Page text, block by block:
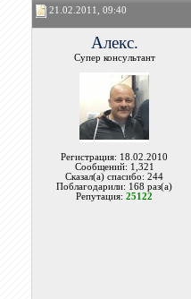
21.02.2011, 09:40
Алекс.
Супер консультант
Регистрация: 18.02.2010
Сообщений: 1,321
Сказал(а) спасибо: 244
Поблагодарили: 168 раз(а)
Репутация:25122